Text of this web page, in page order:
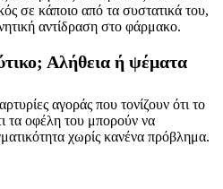
σε κάποιο από τα συστατικά του,
αντίδραση στο φάρμακο.
Αλήθεια ή ψέματα
αγοράς που τονίζουν ότι το
τα οφέλη του μπορούν να
χωρίς κανένα πρόβλημα.